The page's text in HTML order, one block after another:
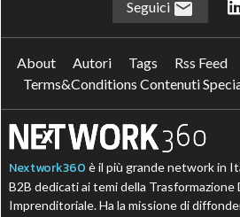
Seguici
About Autori Tags Rss Feed
Terms&Conditions Contenuti
Nextwork360 è il più grande network in
B2B dedicati ai temi della Trasformazione
Imprenditoriale. Ha la missione di